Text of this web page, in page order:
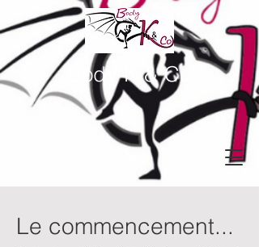
Body K & Co
Le commencement...